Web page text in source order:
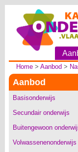
Home> Aanbod >
Aanbod
Basisonderwijs
Secundair onderwijs
Buitengewoon
Volwassenenonderwijs